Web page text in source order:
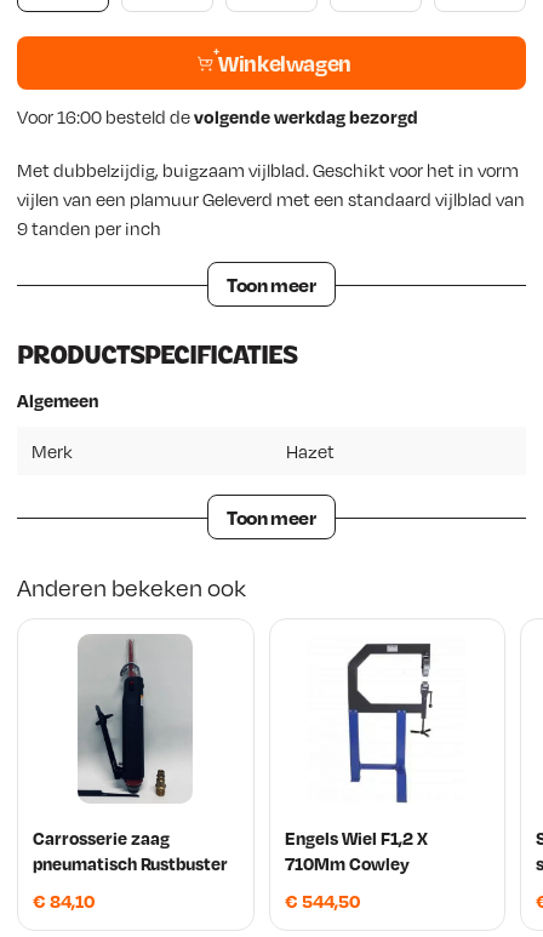
Winkelwagen
Voor 16:00 besteld devolgende werkdag bezorgd
Met dubbelzijdig, buigzaam vijlblad. Geschikt voor het in vorm
vijlen van een plamuur Geleverd met een standaard vijlblad van
9 tanden per inch
Toon meer
PRODUCTSPECIFICATIES
Algemeen
Merk Hazet
Toon meer
Anderen bekeken ook
Carrosserie zaag
pneumatisch Rustbuster
€ 84,10
Engels Wiel F1,2 X
710Mm Cowley
€ 544,50